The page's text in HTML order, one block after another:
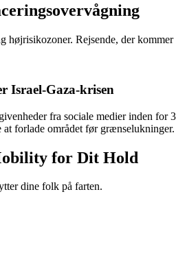
Rejsende, der
Israel-Gaza-krisen
fra sociale medier inden
forlade området før grænselukninger.
for Dit Hold
dine folk på farten.